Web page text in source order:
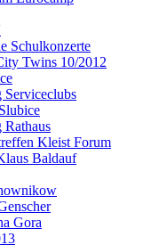
Schulkonzerte
Twins 10/2012
Serviceclubs
Rathaus
Kleist Forum
Baldauf
Gora